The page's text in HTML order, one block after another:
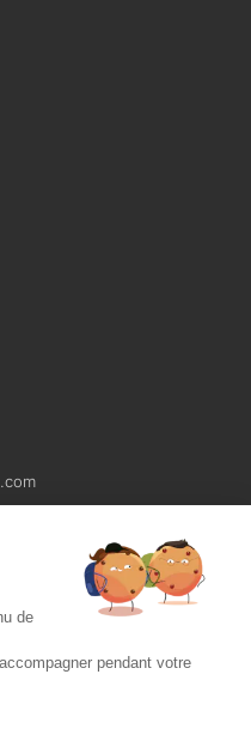
de confidentialité
site
de
pendant votre